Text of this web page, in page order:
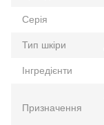
Серія
Тип шкіри
Інгредієнти
Призначення